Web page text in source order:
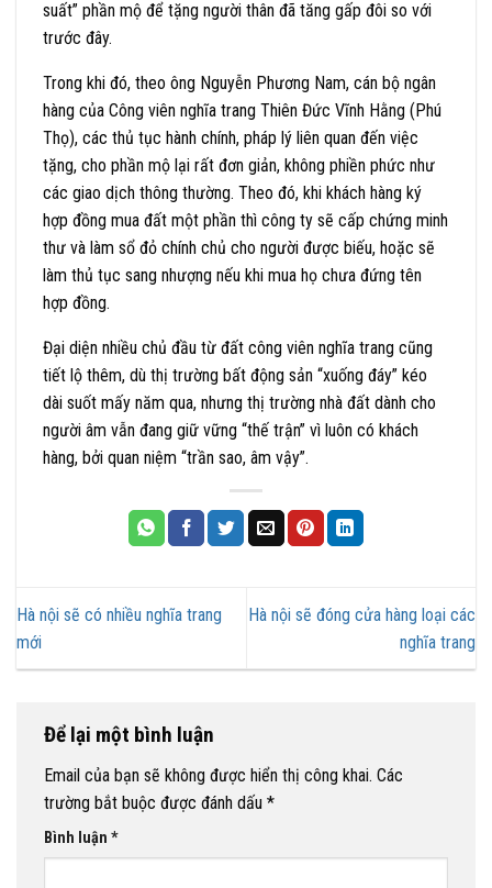
suất” phần mộ để tặng người thân đã tăng gấp đôi so với
trước đây.
Trong khi đó, theo ông Nguyễn Phương Nam, cán bộ ngân
hàng của Công viên nghĩa trang Thiên Đức Vĩnh Hằng (Phú
Thọ), các thủ tục hành chính, pháp lý liên quan đến việc
tặng, cho phần mộ lại rất đơn giản, không phiền phức như
các giao dịch thông thường. Theo đó, khi khách hàng ký
hợp đồng mua đất một phần thì công ty sẽ cấp chứng minh
thư và làm sổ đỏ chính chủ cho người được biếu, hoặc sẽ
làm thủ tục sang nhượng nếu khi mua họ chưa đứng tên
hợp đồng.
Đại diện nhiều chủ đầu từ đất công viên nghĩa trang cũng
tiết lộ thêm, dù thị trường bất động sản “xuống đáy” kéo
dài suốt mấy năm qua, nhưng thị trường nhà đất dành cho
người âm vẫn đang giữ vững “thế trận” vì luôn có khách
hàng, bởi quan niệm “trần sao, âm vậy”.
Hà nội sẽ có nhiều nghĩa trang
mới
Hà nội sẽ đóng cửa hàng loại các
nghĩa trang
Để lại một bình luận
Email của bạn sẽ không được hiển thị công khai. Các
trường bắt buộc được đánh dấu *
Bình luận *